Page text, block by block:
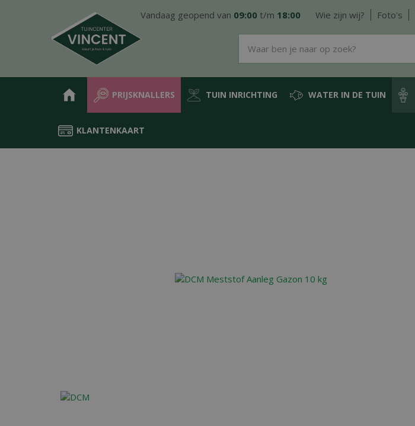
Home Producten Groen in de tuin
Vandaag geopend van 09:00 t/m 18:00 Wie zijn wij? Foto's
PRIJSKNALLERS TUIN INRICHTING WATER IN DE TUIN
KLANTENKAART